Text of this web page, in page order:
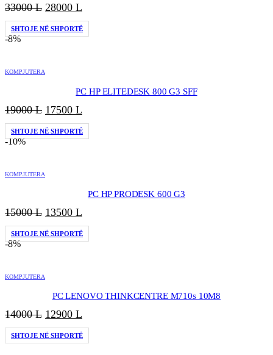
33000L Çmimi
origjinal
qe:
28000 L
i
tanishëm
SHTOJE NË SHPORTË
-8%
KOMPJUTERA
PC HP ELITEDESK 800 G3 SFF
19000L Çmimi
origjinal
qe:
17500 L
i
tanishëm
SHTOJE NË SHPORTË
-10%
KOMPJUTERA
PC HP PRODESK 600 G3
15000L Çmimi
origjinal
qe:
13500 L
i
tanishëm
SHTOJE NË SHPORTË
-8%
KOMPJUTERA
PC LENOVO THINKCENTRE M710s 10M8
14000L Çmimi
origjinal
qe:
12900 L
i
tanishëm
SHTOJE NË SHPORTË